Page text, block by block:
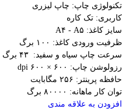
تکنولوژی چاپ: چاپ لیزری
کاربری: تک کاره
سایز کاغذ: A۴ - A۵
ظرفیت ورودی کاغذ: ۱۰۰ برگ
سرعت چاپ سیاه و سفید: ۴۳ برگ در دقیقه
رزولوشن چاپ: ۶۰۰ × ۶۰۰ dpi
حافظه پرینتر: ۲۵۶ مگابایت
توان کار ماهانه: ۸۰۰۰۰ برگ
افزودن به علاقه مندی